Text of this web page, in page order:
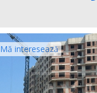
Mă interesează